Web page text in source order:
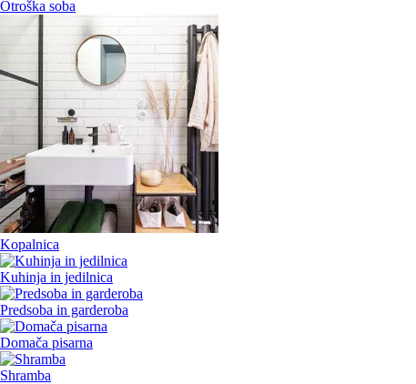
Otroška soba
Kopalnica
Kuhinja in jedilnica
Predsoba in garderoba
Domača pisarna
Shramba